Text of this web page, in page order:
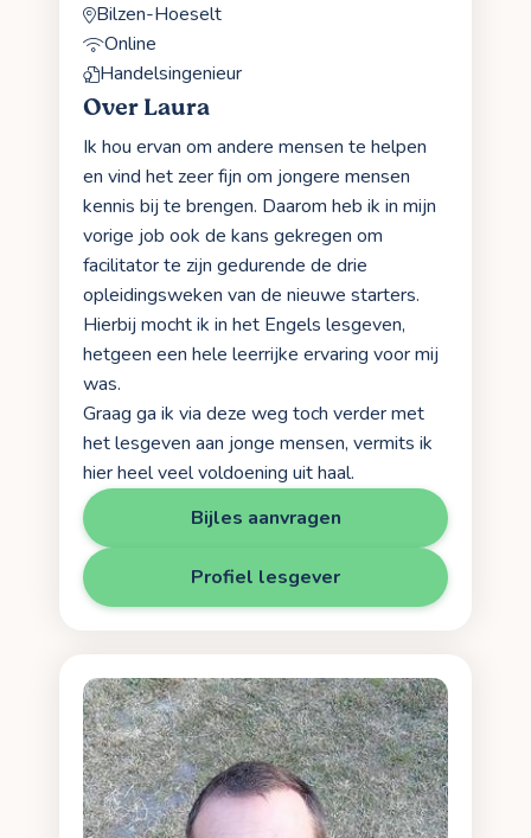
Bilzen-Hoeselt
Online
Handelsingenieur
Over Laura
Ik hou ervan om andere mensen te helpen
en vind het zeer fijn om jongere mensen
kennis bij te brengen. Daarom heb ik in mijn
vorige job ook de kans gekregen om
facilitator te zijn gedurende de drie
opleidingsweken van de nieuwe starters.
Hierbij mocht ik in het Engels lesgeven,
hetgeen een hele leerrijke ervaring voor mij
was.
Graag ga ik via deze weg toch verder met
het lesgeven aan jonge mensen, vermits ik
hier heel veel voldoening uit haal.
Bijles aanvragen
Profiel lesgever